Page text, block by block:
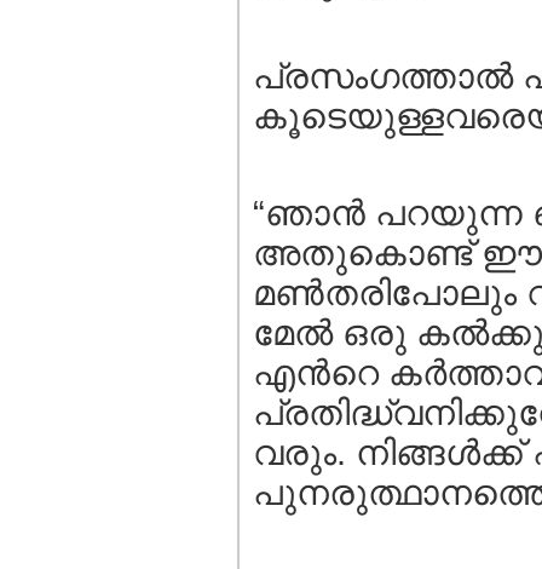
പ്രസംഗത്താല്‍
“ഞാൻ പറയുന്ന
അതുകൊണ്ട് ഈ
മൺതരിപോലും
മേൽ ഒരു
എന്‍റെ
വരും.
പുനരുത്ഥാനത്തെ